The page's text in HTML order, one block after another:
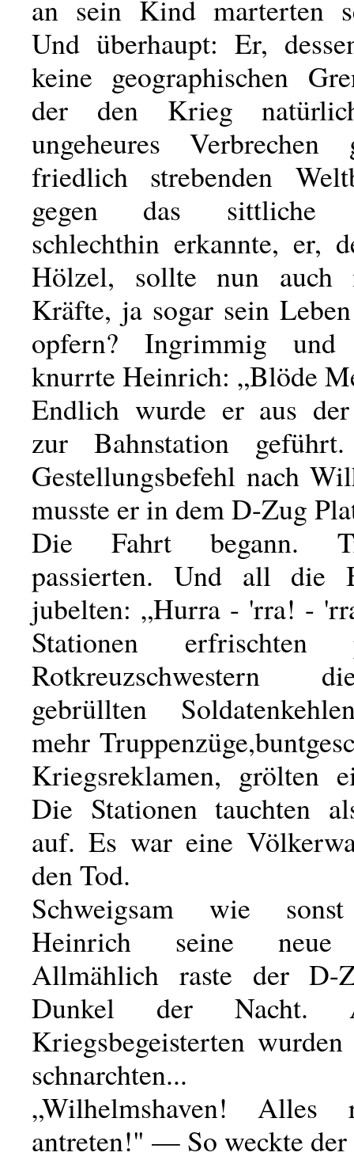
an sein Kind marterten
Und überhaupt: Er,
keine geographischen
der den Krieg
ungeheures Verbrechen
friedlich strebenden
gegen das sittliche
schlechthin erkannte, er,
Hölzel, sollte nun auch
Kräfte, ja sogar sein
opfern? Ingrimmig und
knurrte Heinrich: „Blöde
Endlich wurde er aus
zur Bahnstation
Gestellungsbefehl nach
musste er in dem D-Zug
Die Fahrt begann.
passierten. Und all die
jubelten: „Hurra - 'rra! -
Stationen erfrischten
Rotkreuzschwestern
gebrüllten
mehr
Kriegsreklamen, grölten
Die Stationen tauchten
auf. Es war eine
den Tod.
Schweigsam wie
Heinrich seine neue
Allmählich raste der D-
Dunkel der Nacht.
Kriegsbegeisterten
schnarchten...
„Wilhelmshaven! Alles
antreten!" — So weckte der